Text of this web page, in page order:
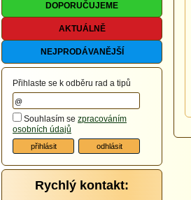
DOPORUČUJEME
AKTUÁLNĚ
NEJPRODÁVANĚJŠÍ
Přihlaste se k odběru rad a tipů
Souhlasím se zpracováním
osobních údajů
Rychlý kontakt: